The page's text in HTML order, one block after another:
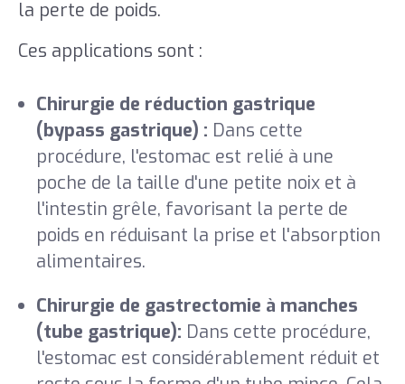
la perte de poids.
Ces applications sont :
Chirurgie de réduction gastrique
(bypass gastrique) : Dans cette
procédure, l'estomac est relié à une
poche de la taille d'une petite noix et à
l'intestin grêle, favorisant la perte de
poids en réduisant la prise et l'absorption
alimentaires.
Chirurgie de gastrectomie à manches
(tube gastrique): Dans cette procédure,
l'estomac est considérablement réduit et